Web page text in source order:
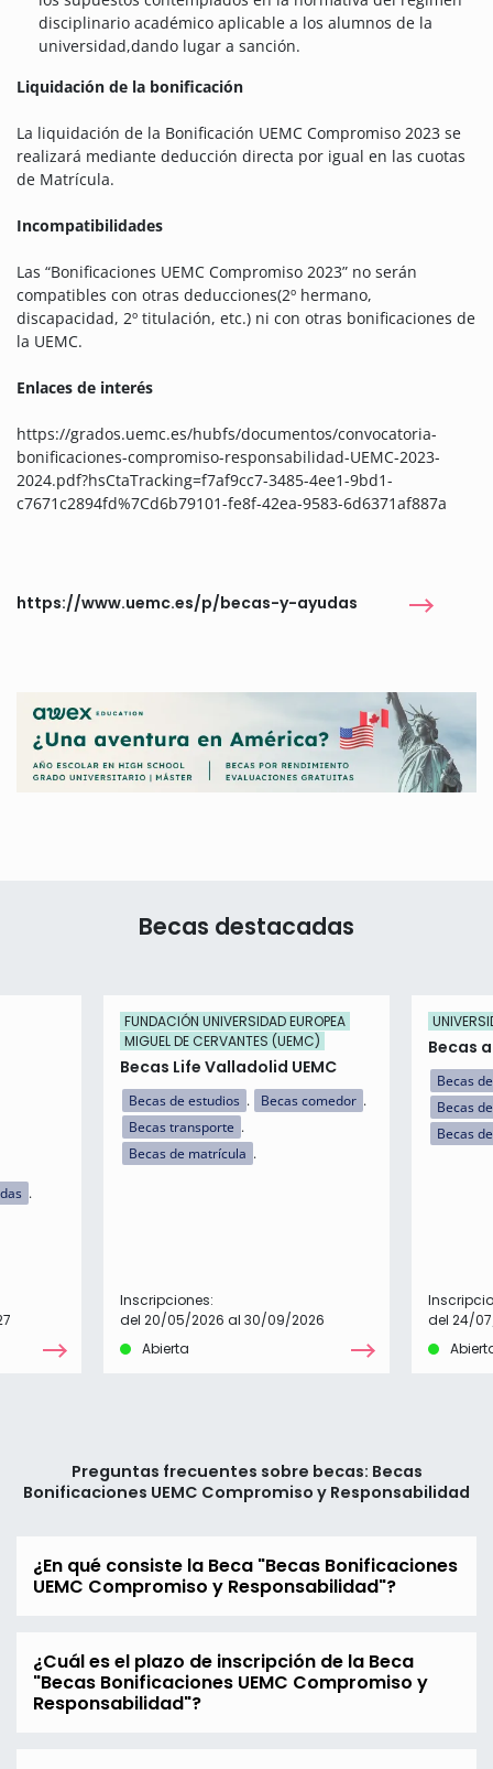
disciplinario académico aplicable a los alumnos de la
universidad,dando lugar a sanción.
Liquidación de la bonificación
La liquidación de la Bonificación UEMC Compromiso 2023 se
realizará mediante deducción directa por igual en las cuotas
de Matrícula.
Incompatibilidades
Las “Bonificaciones UEMC Compromiso 2023” no serán
compatibles con otras deducciones(2º hermano,
discapacidad, 2º titulación, etc.) ni con otras bonificaciones de
la UEMC.
Enlaces de interés
https://grados.uemc.es/hubfs/documentos/convocatoria-
bonificaciones-compromiso-responsabilidad-UEMC-2023-
2024.pdf?hsCtaTracking=f7af9cc7-3485-4ee1-9bd1-
c7671c2894fd%7Cd6b79101-fe8f-42ea-9583-6d6371af887a
https://www.uemc.es/p/becas-y-ayudas
Becas destacadas
FUNDACIÓN UNIVERSIDAD EUROPEA
MIGUEL DE CERVANTES (UEMC)
Becas Life Valladolid UEMC
Becas de estudios
Becas comedor
Becas transporte
Becas de matrícula
Inscripciones:
del 20/05/2026 al 30/09/2026
Abierta
Becas
Becas
Becas
Becas
del 24/
Preguntas frecuentes sobre becas: Becas
Bonificaciones UEMC Compromiso y Responsabilidad
¿En qué consiste la Beca "Becas Bonificaciones
UEMC Compromiso y Responsabilidad"?
¿Cuál es el plazo de inscripción de la Beca
"Becas Bonificaciones UEMC Compromiso y
Responsabilidad"?